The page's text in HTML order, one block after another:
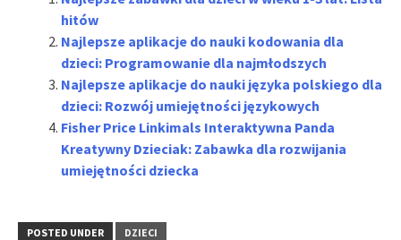
hitów
Najlepsze aplikacje do nauki kodowania dla
dzieci: Programowanie dla najmłodszych
Najlepsze aplikacje do nauki języka polskiego dla
dzieci: Rozwój umiejętności językowych
Fisher Price Linkimals Interaktywna Panda
Kreatywny Dzieciak: Zabawka dla rozwijania
umiejętności dziecka
POSTED UNDER DZIECI